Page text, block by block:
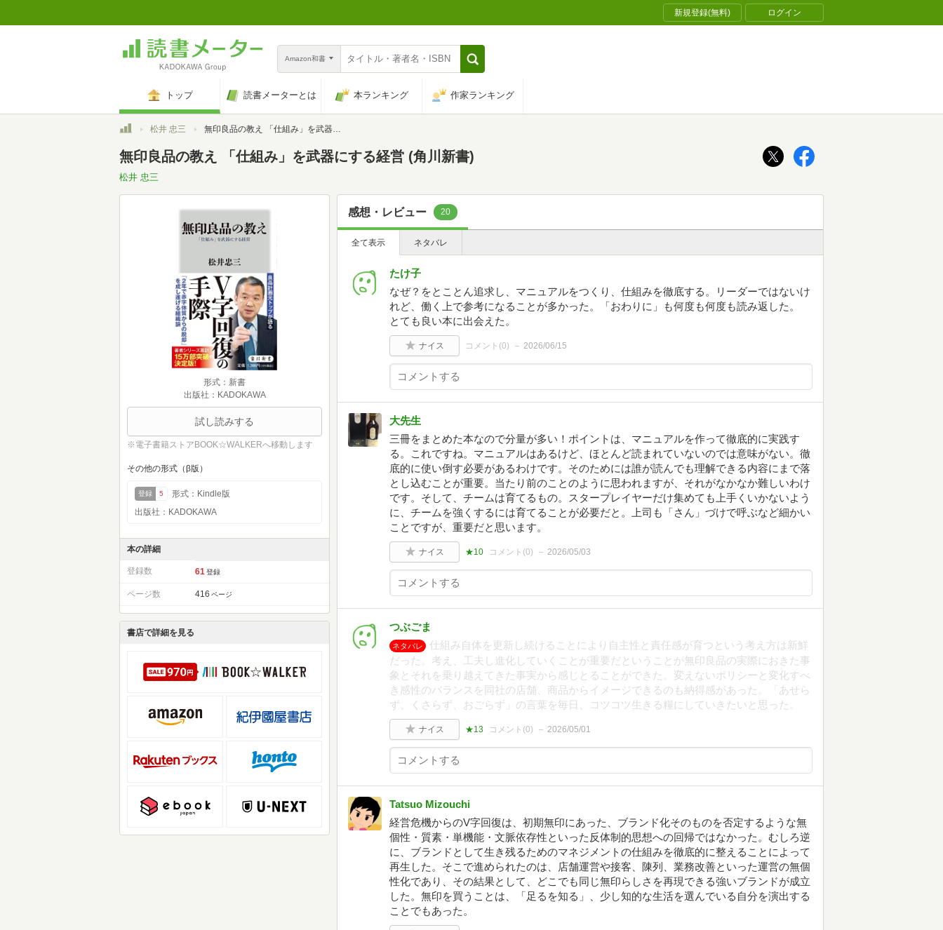
新規登録(無料) ログイン
Amazon和書
トップ 読書メーターとは 本ランキング 作家ランキング
トップ松井 忠三 無印良品の教え 「仕組み」を武器にする経営 (角川新書)
無印良品の教え 「仕組み」を武器にする経営 (角川新書)
松井 忠三
形式：新書
出版社：KADOKAWA
試し読みする
※電子書籍ストアBOOK☆WALKERへ移動します
その他の形式（β版）
登録 5
形式：Kindle版
出版社：KADOKAWA
本の詳細
登録数 61 登録
ページ数 416 ページ
書店で詳細を見る
感想・レビュー 20
全て表示 ネタバレ
たけ子
なぜ？をとことん追求し、マニュアルをつくり、仕組みを徹底する。リーダーではないけ
れど、働く上で参考になることが多かった。「おわりに」も何度も何度も読み返した。
とても良い本に出会えた。
ナイス コメント(0) 2026/06/15
大先生
三冊をまとめた本なので分量が多い！ポイントは、マニュアルを作って徹底的に実践す
る。これですね。マニュアルはあるけど、ほとんど読まれていないのでは意味がない。徹
底的に使い倒す必要があるわけです。そのためには誰が読んでも理解できる内容にまで落
とし込むことが重要。当たり前のことのように思われますが、それがなかなか難しいわけ
です。そして、チームは育てるもの。スタープレイヤーだけ集めても上手くいかないよう
に、チームを強くするには育てることが必要だと。上司も「さん」づけで呼ぶなど細かい
ことですが、重要だと思います。
ナイス ★10 コメント(0) 2026/05/03
つぶごま
ネタバレ
仕組み自体を更新し続けることにより自主性と責任感が育つという考え方は新鮮
だった。考え、工夫し進化していくことが重要だということが無印良品の実際におきた事
象とそれを乗り越えてきた事実から感じとることができた。変えないポリシーと変化すべ
き感性のバランスを同社の店舗、商品からイメージできるのも納得感があった。「あせら
ず、くさらず、おごらず」の言葉を毎日、コツコツ生きる糧にしていきたいと思った。
ナイス ★13 コメント(0) 2026/05/01
Tatsuo Mizouchi
経営危機からのV字回復は、初期無印にあった、ブランド化そのものを否定するような無
個性・質素・単機能・文脈依存性といった反体制的思想への回帰ではなかった。むしろ逆
に、ブランドとして生き残るためのマネジメントの仕組みを徹底的に整えることによって
再生した。そこで進められたのは、店舗運営や接客、陳列、業務改善といった運営の無個
性化であり、その結果として、どこでも同じ無印らしさを再現できる強いブランドが成立
した。無印を買うことは、「足るを知る」、少し知的な生活を選んでいる自分を演出する
ことでもあった。